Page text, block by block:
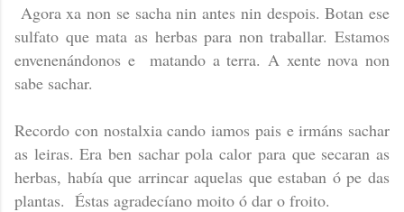
Agora xa non se sacha nin antes nin despois. Botan ese
sulfato que mata as herbas para non traballar. Estamos
envenenándonos e matando a terra. A xente nova non
sabe sachar.
Recordo con nostalxia cando iamos pais e irmáns sachar
as leiras. Era ben sachar pola calor para que secaran as
herbas, había que arrincar aquelas que estaban ó pe das
plantas. Éstas agradecíano moito ó dar o froito.